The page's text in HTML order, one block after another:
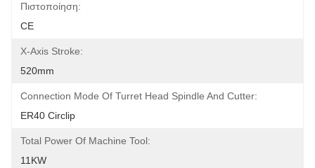
Πιστοποίηση:
CE
X-Axis Stroke:
520mm
Connection Mode Of Turret Head Spindle And Cutter:
ER40 Circlip
Total Power Of Machine Tool:
11KW